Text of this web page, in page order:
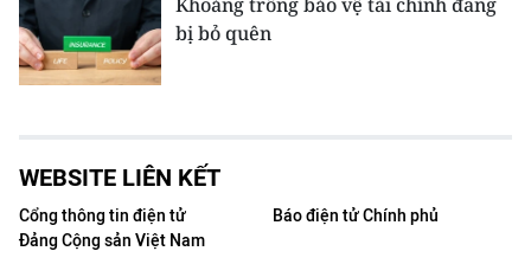
bị bỏ quên
WEBSITE LIÊN KẾT
Cổng thông tin điện tử
Đảng Cộng sản Việt Nam
Báo điện tử Chính phủ